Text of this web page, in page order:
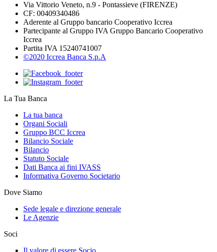
Via Vittorio Veneto, n.9 - Pontassieve (FIRENZE)
CF: 00409340486
Aderente al Gruppo bancario Cooperativo Iccrea
Partecipante al Gruppo IVA Gruppo Bancario Cooperativo
Iccrea
Partita IVA 15240741007
©2020 Iccrea Banca S.p.A
La Tua Banca
La tua banca
Organi Sociali
Gruppo BCC Iccrea
Bilancio Sociale
Bilancio
Statuto Sociale
Dati Banca ai fini IVASS
Informativa Governo Societario
Dove Siamo
Sede legale e direzione generale
Le Agenzie
Soci
Il valore di essere Socio